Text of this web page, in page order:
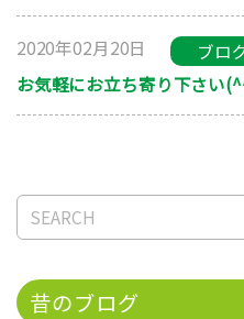
2020年02月20日
ブロ
お気軽にお立ち寄り下さい
昔のブログ